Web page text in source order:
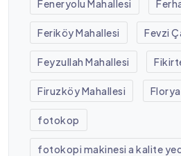
Feneryolu Mahallesi
Feriköy Mahallesi Fevzi
Feyzullah Mahallesi
Firuzköy Mahallesi
fotokop
fotokopi makinesi a kalite